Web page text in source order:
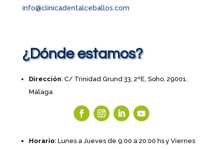
info@clinicadentalceballos.com
¿Dónde estamos?
Dirección: C/ Trinidad Grund 33, 2ºE, Soho, 29001,
Málaga
Horario: Lunes a Jueves de 9:00 a 20:00 hs y Viernes